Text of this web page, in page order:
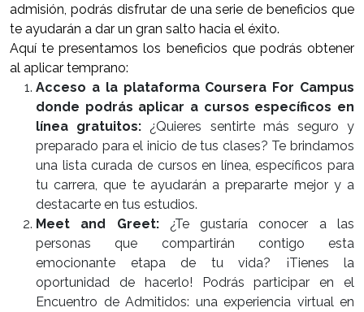
admisión, podrás disfrutar de una serie de beneficios que
te ayudarán a dar un gran salto hacia el éxito.
Aquí te presentamos los beneficios que podrás obtener
al aplicar temprano:
Acceso a la plataforma Coursera For Campus
donde podrás aplicar a cursos específicos en
línea gratuitos: ¿Quieres sentirte más seguro y
preparado para el inicio de tus clases? Te brindamos
una lista curada de cursos en línea, específicos para
tu carrera, que te ayudarán a prepararte mejor y a
destacarte en tus estudios.
Meet and Greet:¿Te gustaría conocer a las
personas que compartirán contigo esta
emocionante etapa de tu vida? ¡Tienes la
oportunidad de hacerlo! Podrás participar en el
Encuentro de Admitidos: una experiencia virtual en